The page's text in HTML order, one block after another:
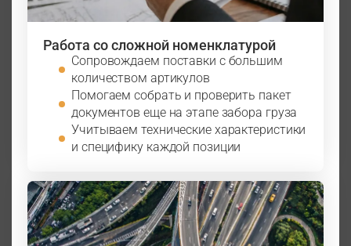
Работа со сложной номенклатурой
Сопровождаем поставки с большим
количеством артикулов
Помогаем собрать и проверить пакет
документов еще на этапе забора груза
Учитываем технические характеристики
и специфику каждой позиции